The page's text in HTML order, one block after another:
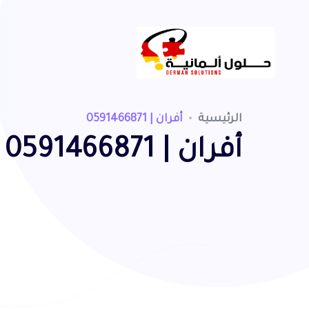
الرئيسية أفران | 0591466871
أفران | 0591466871